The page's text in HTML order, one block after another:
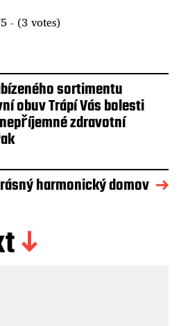
- (3 votes)
sortimentu
obuv Trápí Vás bolesti
zdravotní
harmonický domov